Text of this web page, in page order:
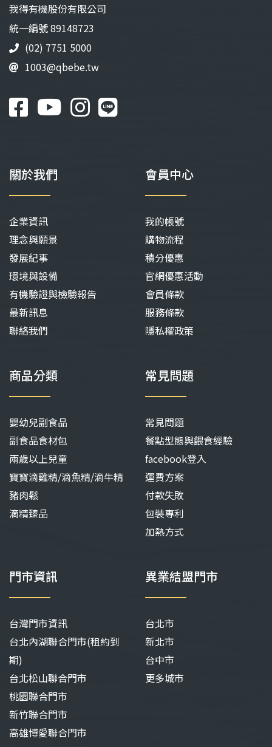
產
品
頁
面
選
選
項
我得有機股份有限公司
統⼀編號 89148723
(02) 7751 5000
1003@qbebe.tw
關於我們
企業資訊
理念與願景
發展紀事
環境與設備
有機驗證與檢驗報告
最新訊息
聯絡我們
會員中心
我的帳號
購物流程
積分優惠
官網優惠活動
會員條款
服務條款
隱私權政策
商品分類
嬰幼兒副食品
副食品食材包
兩歲以上兒童
寶寶滴雞精/滴魚精/滴牛精
豬肉鬆
滴精臻品
常見問題
常見問題
餐點型態與餵食經驗
facebook登入
運費方案
付款失敗
包裝專利
加熱方式
門市資訊
台灣門市資訊
台北內湖聯合門市(租約到
期)
台北松山聯合門市
桃園聯合門市
新竹聯合門市
高雄博愛聯合門市
異業結盟門市
台北市
新北市
台中市
更多城市